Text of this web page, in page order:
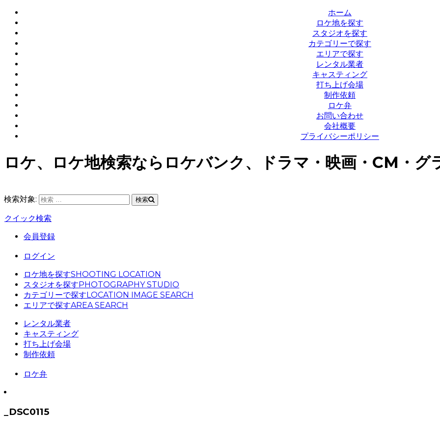
ホーム
ロケ地を探す
スタジオを探す
カテゴリーで探す
エリアで探す
レンタル業者
キャスティング
打ち上げ会場
制作依頼
ロケ弁
お問い合わせ
会社概要
プライバシーポリシー
ロケ、ロケ地検索ならロケバンク、ドラマ・映画・CM・グ
検索対象: 検索
クイック検索
会員登録
ログイン
ロケ地を探すSHOOTING LOCATION
スタジオを探すPHOTOGRAPHY STUDIO
カテゴリーで探すLOCATION IMAGE SEARCH
エリアで探すAREA SEARCH
レンタル業者
キャスティング
打ち上げ会場
制作依頼
ロケ弁
_DSC0115